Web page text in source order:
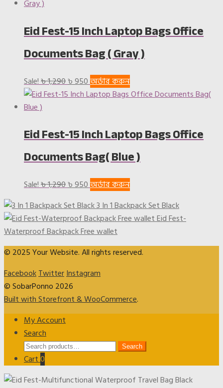
Eid Fest-15 Inch Laptop Bags Office
Documents Bag ( Gray )
Sale!৳1,290Original
price
৳950Current
price
অর্ডার করুন
Eid Fest-15 Inch Laptop Bags Office
Documents Bag( Blue )
Sale!৳1,290Original
was:
৳ 1,290.
৳950Current
is:
৳ 950.
অর্ডার করুন
3 In 1 Backpack Set Black
Eid Fest-
Waterproof Backpack Free wallet
© 2025 Your Website. All rights reserved.
FacebookTwitterInstagram
© SobarPonno 2026
Built with Storefront & WooCommerce.
My Account
Search
Search
for:
Search
Cart0